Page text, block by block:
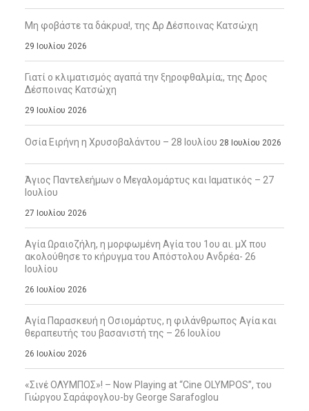
Μη φοβάστε τα δάκρυα!, της Δρ Δέσποινας Κατσώχη
29 Ιουλίου 2026
Γιατί ο κλιματισμός αγαπά την ξηροφθαλμία;, της Δρος
Δέσποινας Κατσώχη
29 Ιουλίου 2026
Οσία Ειρήνη η Χρυσοβαλάντου – 28 Ιουλίου 28 Ιουλίου 2026
Άγιος Παντελεήμων ο Μεγαλομάρτυς και Ιαματικός – 27
Ιουλίου
27 Ιουλίου 2026
Αγία Ωραιοζήλη, η μορφωμένη Αγία του 1ου αι. μΧ που
ακολούθησε το κήρυγμα του Απόστολου Ανδρέα- 26
Ιουλίου
26 Ιουλίου 2026
Αγία Παρασκευή η Οσιομάρτυς, η φιλάνθρωπος Αγία και
θεραπευτής του βασανιστή της – 26 Ιουλίου
26 Ιουλίου 2026
«Σινέ ΟΛΥΜΠΟΣ»! – Now Playing at “Cine OLYMPOS”, του
Γιώργου Σαράφογλου-by George Sarafoglou